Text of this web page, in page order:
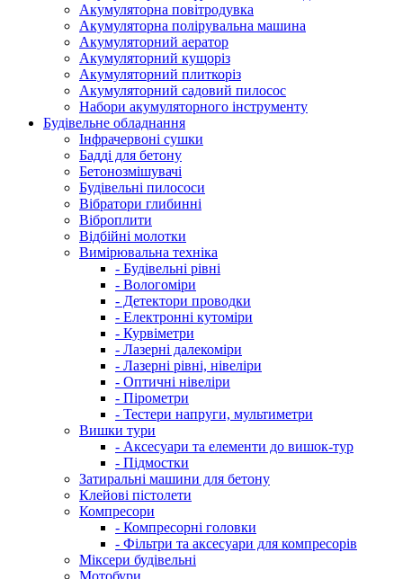
Акумуляторна повітродувка
Акумуляторна полірувальна машина
Акумуляторний аератор
Акумуляторний кущоріз
Акумуляторний плиткоріз
Акумуляторний садовий пилосос
Набори акумуляторного інструменту
Будівельне обладнання
Інфрачервоні сушки
Бадді для бетону
Бетонозмішувачі
Будівельні пилососи
Вібратори глибинні
Віброплити
Відбійні молотки
Вимірювальна техніка
- Будівельні рівні
- Вологоміри
- Детектори проводки
- Електронні кутоміри
- Курвіметри
- Лазерні далекоміри
- Лазерні рівні, нівеліри
- Оптичні нівеліри
- Пірометри
- Тестери напруги, мультиметри
Вишки тури
- Аксесуари та елементи до вишок-тур
- Підмостки
Затиральні машини для бетону
Клейові пістолети
Компресори
- Компресорні головки
- Фільтри та аксесуари для компресорів
Міксери будівельні
Мотобури